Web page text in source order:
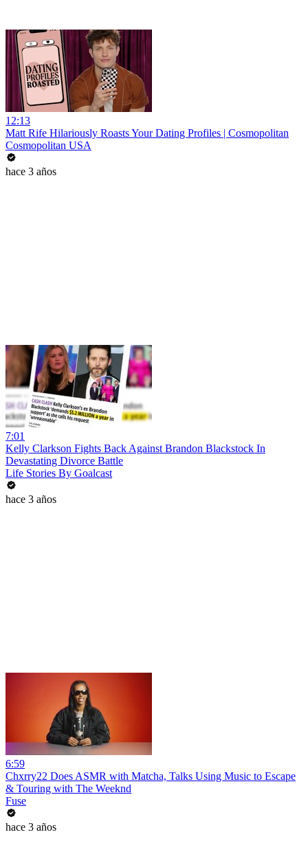
12:13
Matt Rife Hilariously Roasts Your Dating Profiles | Cosmopolitan
Cosmopolitan USA
hace 3 años
7:01
Kelly Clarkson Fights Back Against Brandon Blackstock In
Devastating Divorce Battle
Life Stories By Goalcast
hace 3 años
6:59
Chxrry22 Does ASMR with Matcha, Talks Using Music to Escape
& Touring with The Weeknd
Fuse
hace 3 años